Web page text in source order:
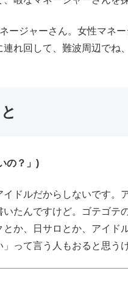
ージャーさん。女性マネ
れ回して、難波周辺でね
の？」)
ドルだからしないです。
たんですけど。ゴテゴテ
か、日サロとか、アイド
って言う人もおると思う